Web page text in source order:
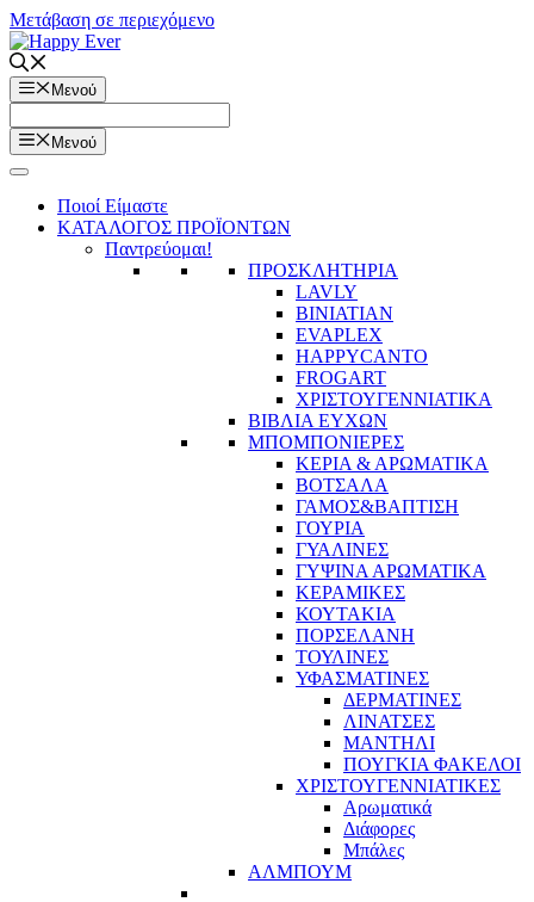
Μετάβαση σε περιεχόμενο
Μενού
Μενού
Ποιοί Είμαστε
ΚΑΤΑΛΟΓΟΣ ΠΡΟΪΟΝΤΩΝ
Παντρεύομαι!
ΠΡΟΣΚΛΗΤΗΡΙΑ
LAVLY
BINIATIAN
EVAPLEX
HAPPYCANTO
FROGART
ΧΡΙΣΤΟΥΓΕΝΝΙΑΤΙΚΑ
ΒΙΒΛΙΑ ΕΥΧΩΝ
ΜΠΟΜΠΟΝΙΕΡΕΣ
ΚΕΡΙΑ & ΑΡΩΜΑΤΙΚΑ
ΒΟΤΣΑΛΑ
ΓΑΜΟΣ&ΒΑΠΤΙΣΗ
ΓΟΥΡΙΑ
ΓΥΑΛΙΝΕΣ
ΓΥΨΙΝΑ ΑΡΩΜΑΤΙΚΑ
ΚΕΡΑΜΙΚΕΣ
ΚΟΥΤΑΚΙΑ
ΠΟΡΣΕΛΑΝΗ
ΤΟΥΛΙΝΕΣ
ΥΦΑΣΜΑΤΙΝΕΣ
ΔΕΡΜΑΤΙΝΕΣ
ΛΙΝΑΤΣΕΣ
ΜΑΝΤΗΛΙ
ΠΟΥΓΚΙΑ ΦΑΚΕΛΟΙ
ΧΡΙΣΤΟΥΓΕΝΝΙΑΤΙΚΕΣ
Αρωματικά
Διάφορες
Μπάλες
ΑΛΜΠΟΥΜ